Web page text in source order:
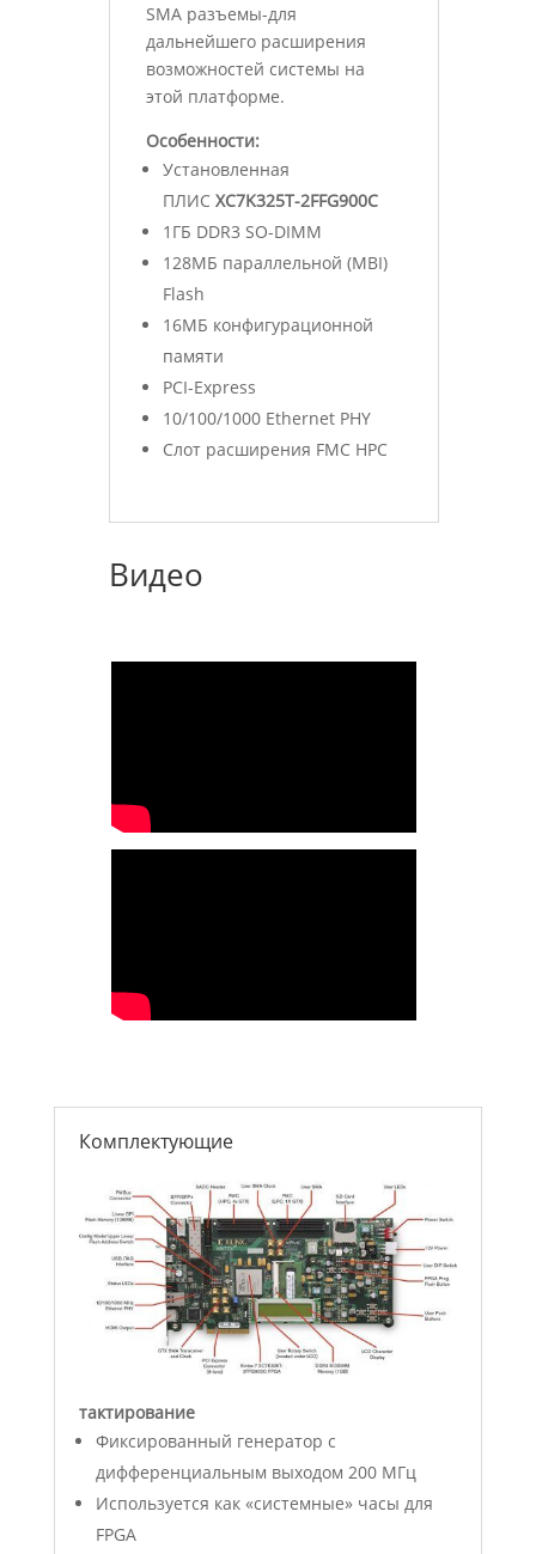
SMA разъемы-для
дальнейшего расширения
возможностей системы на
этой платформе.
Особенности:
Установленная
ПЛИС XC7K325T-2FFG900C
1ГБ DDR3 SO-DIMM
128МБ параллельной (MBI)
Flash
16МБ конфигурационной
памяти
PCI-Express
10/100/1000 Ethernet PHY
Cлот расширения FMC HPC
Видео
Комплектующие
тактирование
Фиксированный генератор с
дифференциальным выходом 200 МГц
Используется как «системные» часы для
FPGA